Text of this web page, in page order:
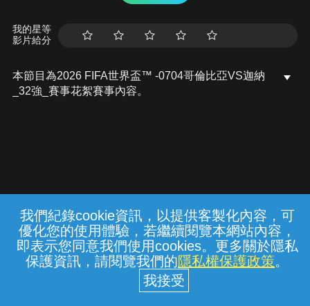
我們紀錄cookie資訊，以提供客製化內容，可
優化您的使用體驗，若繼續閱覽本網站內容，
即表示您同意我們使用cookies。更多關於隱私
保護資訊，請閱覽我們的隱私權保護政策。
我的星等
影片給分
本節目為2026 FIFA世界盃™ -0704哥倫比亞VS迦納
_32強_賽事花絮賽事內容。
常見問題 線上客服 服務條款 隱私權保護
中華電信股份有限公司個人家庭分公司
(統一編號：96979949) © 2026
{{notifyMsg}}